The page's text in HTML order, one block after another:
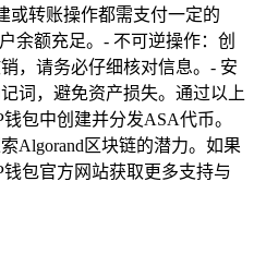
或转账操作都需支付一定的
余额充足。- 不可逆操作：创
，请务必仔细核对信息。- 安
词，避免资产损失。通过以上
包中创建并分发ASA代币。
Algorand区块链的潜力。如果
包官方网站获取更多支持与